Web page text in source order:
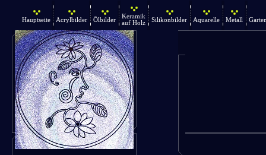
Hauptseite Acrylbilder Ölbilder
Keramik
auf Holz
Silikonbilder Aquarelle Metall